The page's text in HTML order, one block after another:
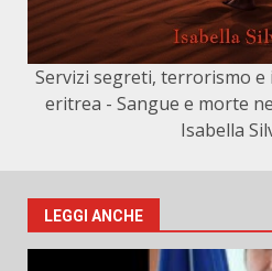
Servizi segreti, terrorismo e
eritrea - Sangue e morte
Isabella
LEGGI ANCHE